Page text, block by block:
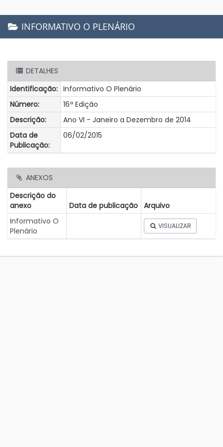
INFORMATIVO O PLENÁRIO
DETALHES
Identificação: Informativo O Plenário
Número:
16ª Edição
Descrição:
Ano VI - Janeiro a Dezembro de 2014
Data de
Publicação:
06/02/2015
ANEXOS
Descrição do
anexo
Data de publicação Arquivo
Informativo O
Plenário
VISUALIZAR